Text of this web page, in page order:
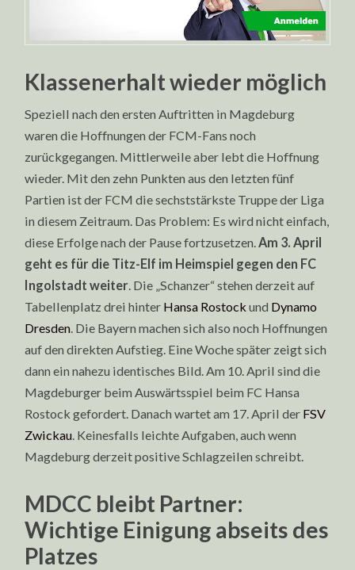
Klassenerhalt wieder möglich
Speziell nach den ersten Auftritten in Magdeburg
waren die Hoffnungen der FCM-Fans noch
zurückgegangen. Mittlerweile aber lebt die Hoffnung
wieder. Mit den zehn Punkten aus den letzten fünf
Partien ist der FCM die sechststärkste Truppe der Liga
in diesem Zeitraum. Das Problem: Es wird nicht einfach,
diese Erfolge nach der Pause fortzusetzen. Am 3. April
geht es für die Titz-Elf im Heimspiel gegen den FC
Ingolstadt weiter . Die „Schanzer“ stehen derzeit auf
Tabellenplatz drei hinter Hansa Rostockund Dynamo
Dresden . Die Bayern machen sich also noch Hoffnungen
auf den direkten Aufstieg. Eine Woche später zeigt sich
dann ein nahezu identisches Bild. Am 10. April sind die
Magdeburger beim Auswärtsspiel beim FC Hansa
Rostock gefordert. Danach wartet am 17. April der FSV
Zwickau . Keinesfalls leichte Aufgaben, auch wenn
Magdeburg derzeit positive Schlagzeilen schreibt.
MDCC bleibt Partner:
Wichtige Einigung abseits des
Platzes